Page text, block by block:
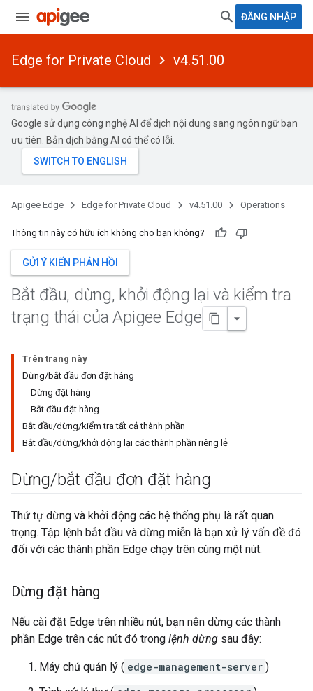
ĐĂNG NHẬP
Edge for Private Cloud v4.51.00
Google sử dụng công nghệ AI để dịch nội dung sang ngôn ngữ bạn
ưu tiên. Bản dịch bằng AI có thể có lỗi.
Apigee Edge Edge for Private Cloud v4.51.00 Operations
Thông tin này có hữu ích không cho bạn không?
GỬI Ý KIẾN PHẢN HỒI
Bắt đầu, dừng, khởi động lại và kiểm tra
trạng thái của Apigee Edge
Trên trang này
Dừng/bắt đầu đơn đặt hàng
Dừng đặt hàng
Bắt đầu đặt hàng
Bắt đầu/dừng/kiểm tra tất cả thành phần
Bắt đầu/dừng/khởi động lại các thành phần riêng lẻ
Dừng/bắt đầu đơn đặt hàng
Thứ tự dừng và khởi động các hệ thống phụ là rất quan
trọng. Tập lệnh bắt đầu và dừng miễn là bạn xử lý vấn đề đó
đối với các thành phần Edge chạy trên cùng một nút.
Dừng đặt hàng
Nếu cài đặt Edge trên nhiều nút, bạn nên dừng các thành
phần Edge trên các nút đó trong lệnh dừng sau đây:
Máy chủ quản lý ( edge-management-server )